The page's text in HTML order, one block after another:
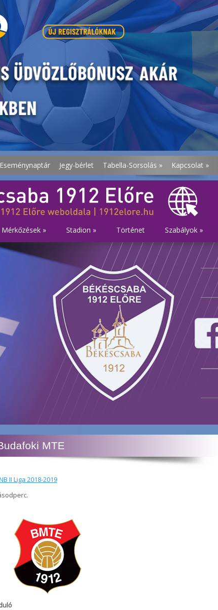
Eseménynaptár Jegy-bérlet Tabella-Sorsolás » Kapcsolat »
Mérkőzések » Stadion » Történet Szabályok »
MTE
II Liga 2018-2019